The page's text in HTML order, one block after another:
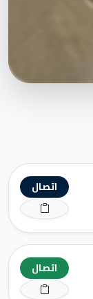
اتصال
اتصال